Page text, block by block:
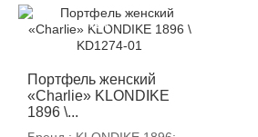
Портфель женский
«Charlie» KLONDIKE
1896 \...
-12%